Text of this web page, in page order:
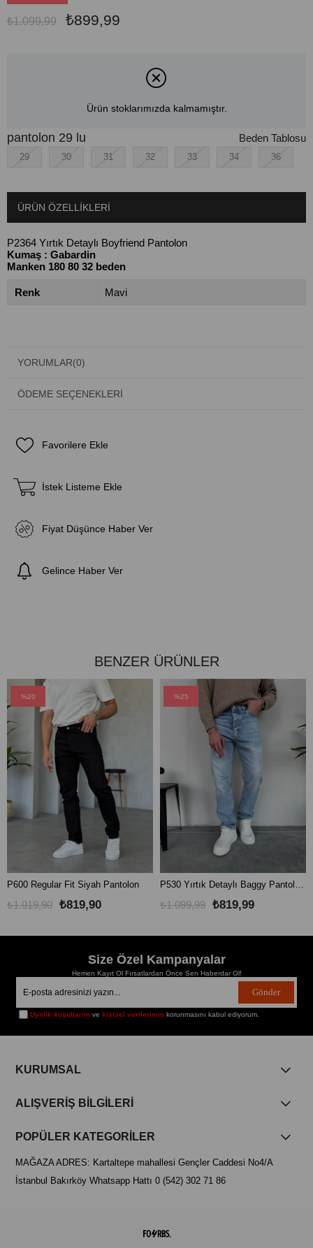
₺1.099,99 ₺899,99
Ürün stoklarımızda kalmamıştır.
pantolon 29 lu
29 30 31 32 33 34 36
Beden Tablosu
ÜRÜN ÖZELLIKLERI
P2364 Yırtık Detaylı Boyfriend Pantolon
Kumaş : Gabardin
Manken 180 80 32 beden
Renk Mavi
YORUMLAR(0)
ÖDEME SEÇENEKLERI
Favorilere Ekle
İstek Listeme Ekle
Fiyat Düşünce Haber Ver
Gelince Haber Ver
BENZER ÜRÜNLER
P600 Regular Fit Siyah Pantolon
₺819,90
₺1.019,90
%20
P530 Yırtık Detaylı Baggy Pantolon W
₺819,99
₺1.099,99
%25
Size Özel Kampanyalar
Hemen Kayıt Ol Fırsatlardan Önce Sen Haberdar Ol!
Gönder
Üyelik koşullarını ve kişisel verilerimin korunmasını kabul ediyorum.
KURUMSAL
ALIŞVERİŞ BİLGİLERİ
POPÜLER KATEGORİLER
MAĞAZA ADRES: Kartaltepe mahallesi Gençler Caddesi No4/A
İstanbul Bakırköy Whatsapp Hattı 0 (542) 302 71 86